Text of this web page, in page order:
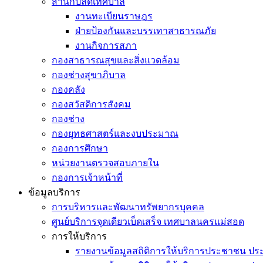
งานทะเบียนราษฎร
ฝ่ายป้องกันและบรรเทาสาธารณภัย
งานกิจการสภา
กองสาธารณสุขและสิ่งแวดล้อม
กองช่างสุขาภิบาล
กองคลัง
กองสวัสดิการสังคม
กองช่าง
กองยุทธศาสตร์และงบประมาณ
กองการศึกษา
หน่วยงานตรวจสอบภายใน
กองการเจ้าหน้าที่
ข้อมูลบริการ
การบริหารและพัฒนาทรัพยากรบุคคล
ศูนย์บริการจุดเดียวเบ็ดเสร็จ เทศบาลนครแม่สอด
การให้บริการ
รายงานข้อมูลสถิติการให้บริการประชาชน ปร